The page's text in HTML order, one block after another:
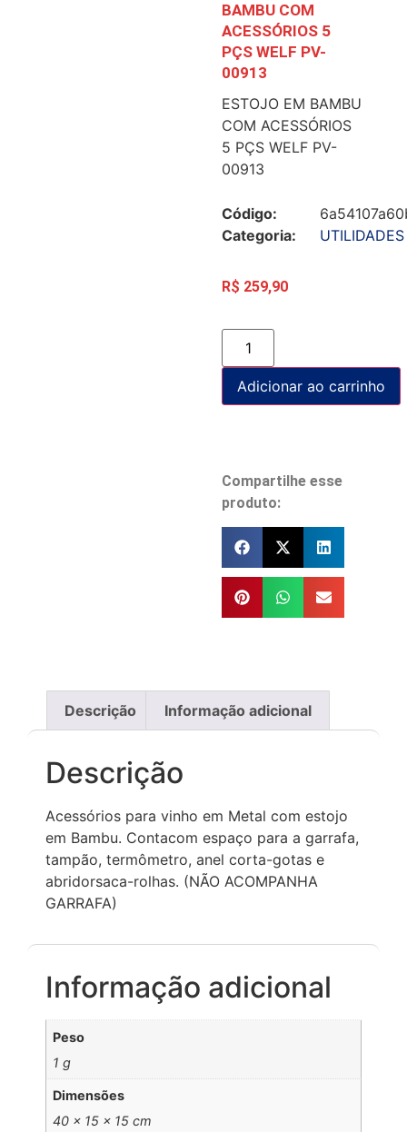
BAMBU COM
ACESSÓRIOS 5
PÇS WELF PV-
00913
ESTOJO EM BAMBU
COM ACESSÓRIOS
5 PÇS WELF PV-
00913
Código:
Categoria:
UTILIDADES
R$ 259,90
Adicionar ao carrinho
Compartilhe esse
produto:
Descrição Informação adicional
Descrição
Acessórios para vinho em Metal com estojo
em Bambu. Contacom espaço para a garrafa,
tampão, termômetro, anel corta-gotas e
abridorsaca-rolhas. (NÃO ACOMPANHA
GARRAFA)
Informação adicional
Peso
1 g
Dimensões
40 × 15 × 15 cm